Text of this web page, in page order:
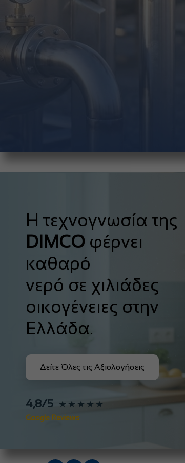
Η τεχνογνωσία της
DIMCO φέρνει
καθαρό
νερό σε χιλιάδες
οικογένειες στην
Ελλάδα.
Δείτε Όλες τις Αξιολογήσεις
4,8/5 ★★★★★
Google Reviews